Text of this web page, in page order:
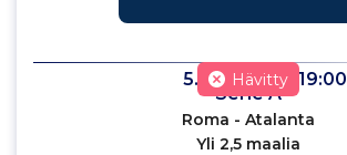
5.3.2022 klo 19:00
Serie A
Roma - Atalanta
Yli 2,5 maalia
Hävitty